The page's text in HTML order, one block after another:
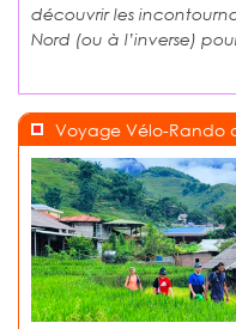
découvrir les
Nord (ou à l’inverse)
Voyage Vélo-Rando